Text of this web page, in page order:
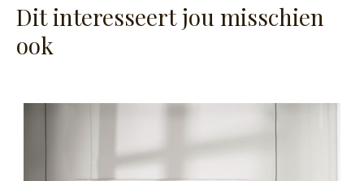
Dit interesseert jou misschien
ook